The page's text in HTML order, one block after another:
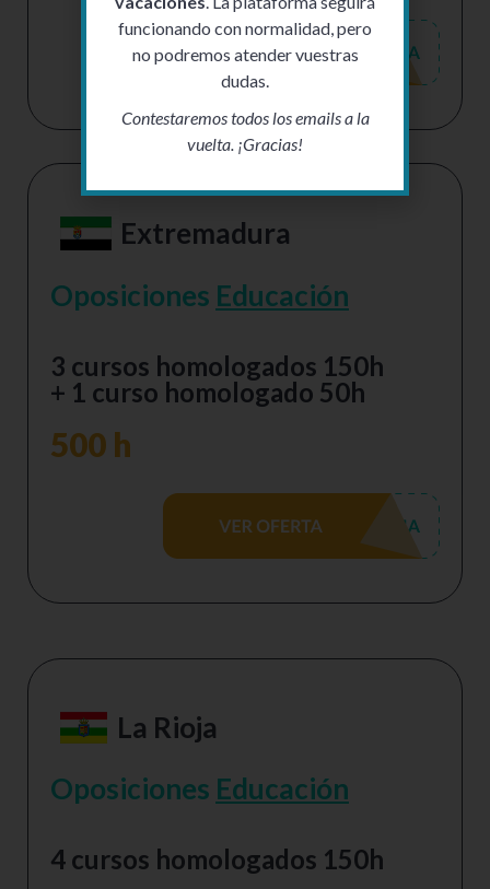
Extremadura
Oposiciones Educación
3 cursos homologados 150h
+ 1 curso homologado 50h
500 h
La Rioja
Oposiciones Educación
4 cursos homologados 150h
funcionando con normalidad, pero
no podremos atender vuestras
dudas.
Contestaremos todos los emails a la
vuelta. ¡Gracias!